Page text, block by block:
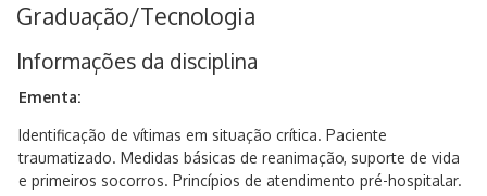
Graduação/Tecnologia
Informações da disciplina
Ementa:
Identificação de vítimas em situação crítica. Paciente
traumatizado. Medidas básicas de reanimação, suporte de vida
e primeiros socorros. Princípios de atendimento pré-hospitalar.